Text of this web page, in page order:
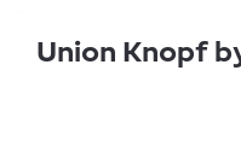
Union Knopf